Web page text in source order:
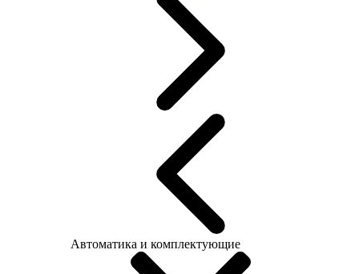
Автоматика и комплектующие